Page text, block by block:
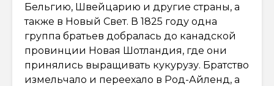
Бельгию, Швейцарию и другие страны, а
также в Новый Свет. В 1825 году одна
группа братьев добралась до канадской
провинции Новая Шотландия, где они
принялись выращивать кукурузу. Братство
измельчало и переехало в Род-Айленд, а